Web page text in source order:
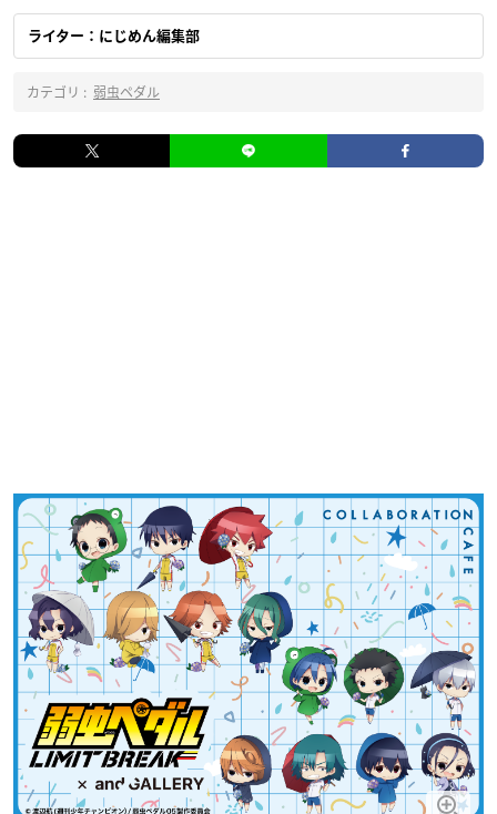
ライター：にじめん編集部
カテゴリ : 弱虫ペダル